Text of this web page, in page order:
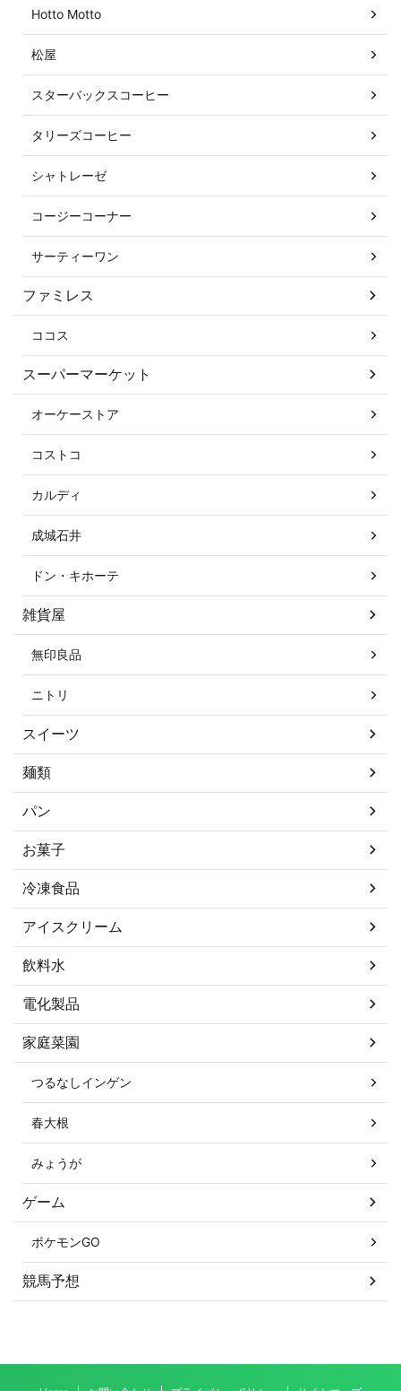
Hotto Motto
松屋
スターバックスコーヒー
タリーズコーヒー
シャトレーゼ
コージーコーナー
サーティーワン
ファミレス
ココス
スーパーマーケット
オーケーストア
コストコ
カルディ
成城石井
ドン・キホーテ
雑貨屋
無印良品
ニトリ
スイーツ
麺類
パン
お菓子
冷凍食品
アイスクリーム
飲料水
電化製品
家庭菜園
つるなしインゲン
春大根
みょうが
ゲーム
ポケモンGO
競馬予想